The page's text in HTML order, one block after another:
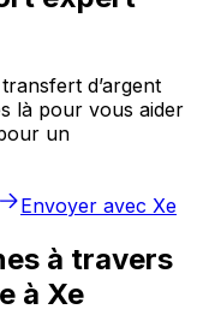
d’argent
là pour vous aider
un
Envoyer avec Xe
à travers
à Xe